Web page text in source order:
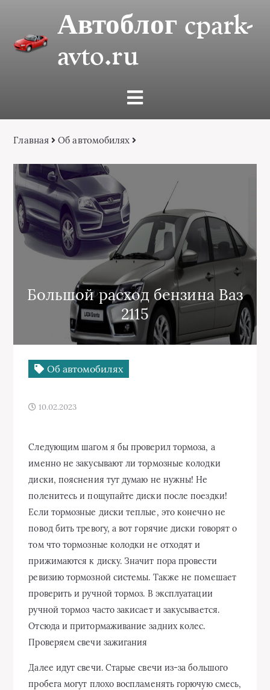
Автоблог cpark-
avto.ru
Главная Об автомобилях
Большой расход бензина Ваз
2115
Об автомобилях
10.02.2023
Следующим шагом я бы проверил тормоза, а
именно не закусывают ли тормозные колодки
диски, пояснения тут думаю не нужны! Не
поленитесь и пощупайте диски после поездки!
Если тормозные диски теплые, это конечно не
повод бить тревогу, а вот горячие диски говорят о
том что тормозные колодки не отходят и
прижимаются к диску. Значит пора провести
ревизию тормозной системы. Также не помешает
проверить и ручной тормоз. В эксплуатации
ручной тормоз часто закисает и закусывается.
Отсюда и притормаживание задних колес.
Проверяем свечи зажигания
Далее идут свечи. Старые свечи из-за большого
пробега могут плохо воспламенять горючую смесь,